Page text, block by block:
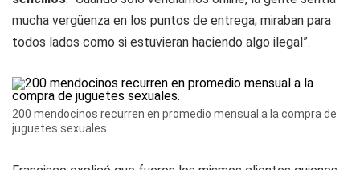
mucha vergüenza en los puntos de entrega; miraban para
todos lados como si estuvieran haciendo algo ilegal”.
200 mendocinos recurren en promedio mensual a la compra de
juguetes sexuales.